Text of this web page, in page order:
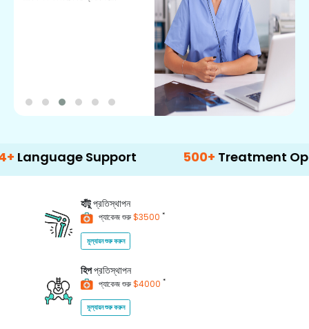
Support 500+ Treatment Options
হাঁটুপ্রতিস্থাপন
প্যাকেজ শুরু$3500 *
মূল্যায়ন শুরু করুন
হিপপ্রতিস্থাপন
প্যাকেজ শুরু$4000 *
মূল্যায়ন শুরু করুন